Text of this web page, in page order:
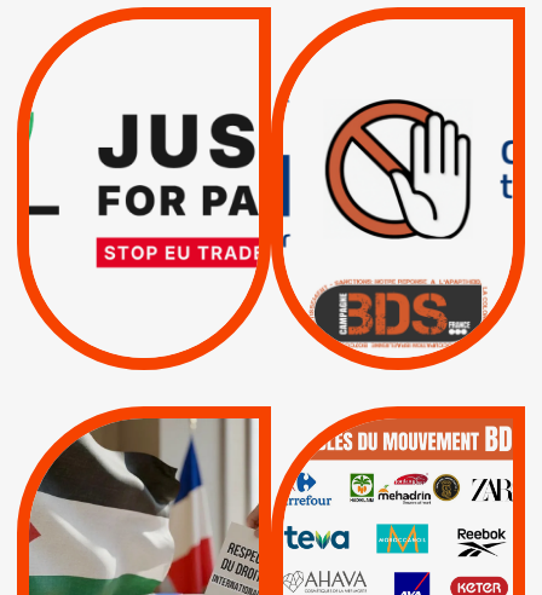
VIOLATIONS DES
SUSPENSION
TOTALE DE
L’ACCORD
D’ASSOCIATION UE-
ISRAËL
| Actus Pétitions
RESPECT DU DROIT
INTERNATIONAL ?
TRUMP, MACRON :
MÊME COMBAT
| Actus |
| Boycott militaire |
Lettres d'interpellation
MUNICIPALES 2026 :
JE VOTE POUR LE
RESPECT DU DROIT
INTERNATIONAL EN
PALESTINE
QUE BOYCOTTER ?
BOYCOTT /
AXA BNP | CAF |
Carrefour | HP |